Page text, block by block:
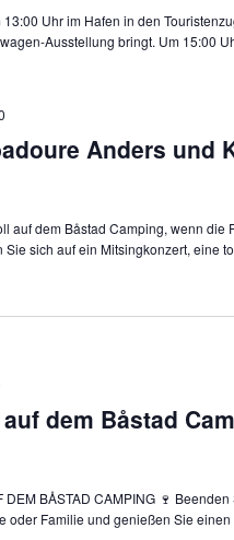
Uhr im Hafen in den
Ausstellung bringt. Um 15:00
Anders und
auf dem Båstad Camping, wenn die
Sie sich auf ein Mitsingkonzert, eine
dem Båstad
DEM BÅSTAD CAMPING 🍷
oder Familie und genießen Sie